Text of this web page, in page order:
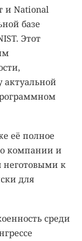
и National
базе
Этот
актуальной
её полное
компании и
неготовыми к
для
среди